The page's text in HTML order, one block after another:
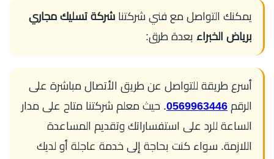
يمكنك التواصل مع فني شركتنا شركة تسليك مجاري
برياض الخبراء بعدة طرق:
أسرع طريقة للتواصل عن طريق الأتصال مباشرة على
الرقم 0569963446. حيث معلم شركتنا متاح على مدار
الساعة للرد على استفساراتك وتقديم المساعدة
اللازمة. سواء كنت بحاجة إلى خدمة عاجلة أو لديك